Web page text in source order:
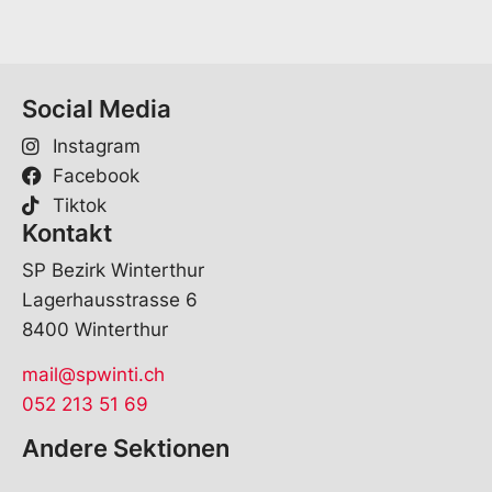
Social Media
Instagram
Facebook
Tiktok
Kontakt
SP Bezirk Winterthur
Lagerhausstrasse 6
8400 Winterthur
mail@spwinti.ch
052 213 51 69
Andere Sektionen